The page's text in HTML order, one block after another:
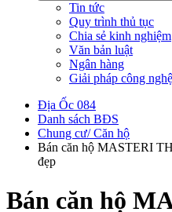
Tin tức
Quy trình thủ tục
Chia sẻ kinh nghiệm
Văn bản luật
Ngân hàng
Giải pháp công nghệ
Địa Ốc 084
Danh sách BĐS
Chung cư/ Căn hộ
Bán căn hộ MASTERI
đẹp
Bán căn hộ